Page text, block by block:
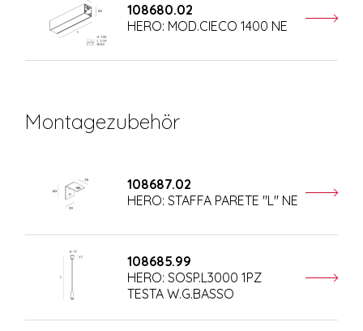
108680.02
HERO: MOD.CIECO 1400 NE
Montagezubehör
108687.02
HERO: STAFFA PARETE "L" NE
108685.99
HERO: SOSP.L3000 1PZ
TESTA W.G.BASSO